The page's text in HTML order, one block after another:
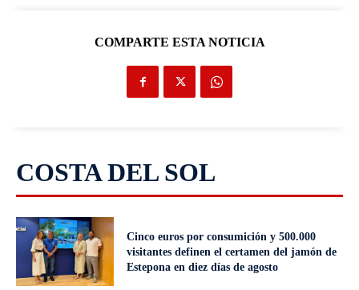
COMPARTE ESTA NOTICIA
COSTA DEL SOL
Cinco euros por consumición y 500.000
visitantes definen el certamen del jamón de
Estepona en diez días de agosto